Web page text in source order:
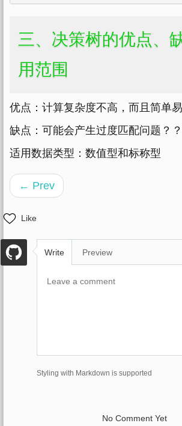
三、决策树的优点、
用范围
优点：计算复杂度不高，而且简单
缺点：可能会产生过度匹配问题？？
适用数据类型：数值型和标称型
← Prev
Like
Write Preview
Styling with Markdown is supported
No Comment Yet